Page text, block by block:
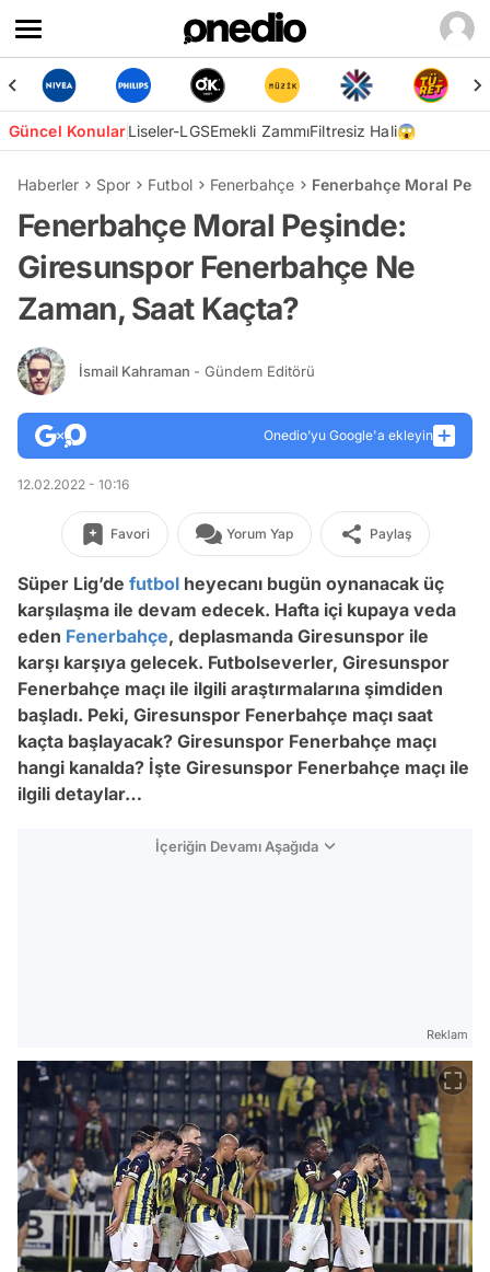
Güncel KonularLiseler-LGSEmekli ZammıFiltresiz Hali😱
Haberler Spor Futbol Fenerbahçe Fenerbahçe Moral
Fenerbahçe Moral Peşinde:
Giresunspor Fenerbahçe Ne
Zaman, Saat Kaçta?
İsmail Kahraman - Gündem Editörü
Onedio’yu Google'a ekleyin
12.02.2022 - 10:16
Favori Yorum Yap Paylaş
Süper Lig’de futbol heyecanı bugün oynanacak üç
karşılaşma ile devam edecek. Hafta içi kupaya veda
eden Fenerbahçe, deplasmanda Giresunspor ile
karşı karşıya gelecek. Futbolseverler, Giresunspor
Fenerbahçe maçı ile ilgili araştırmalarına şimdiden
başladı. Peki, Giresunspor Fenerbahçe maçı saat
kaçta başlayacak? Giresunspor Fenerbahçe maçı
hangi kanalda? İşte Giresunspor Fenerbahçe maçı ile
ilgili detaylar…
İçeriğin Devamı Aşağıda
Reklam